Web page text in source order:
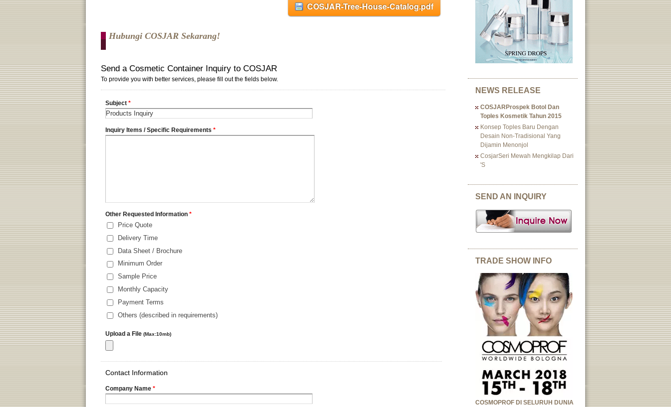
COSJAR-Tree-House-Catalog.pdf
Hubungi COSJAR Sekarang!
NEWS RELEASE
COSJARProspek Botol Dan
Toples Kosmetik Tahun 2015
Konsep Toples Baru Dengan
Desain Non-Tradisional Yang
Dijamin Menonjol
CosjarSeri Mewah Mengkilap Dari
's
SEND AN INQUIRY
TRADE SHOW INFO
COSMOPROF DI SELURUH DUNIA